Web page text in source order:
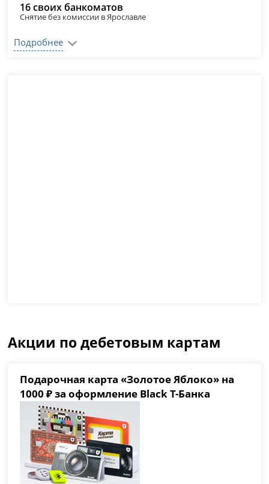
16 своих банкоматов
Снятие без комиссии в Ярославле
Подробнее
Акции по дебетовым картам
Подарочная карта «Золотое Яблоко» на
1000 ₽ за оформление Black Т-Банка